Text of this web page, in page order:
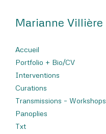
Marianne Villière
Accueil
Portfolio + Bio/CV
Interventions
Curations
Transmissions – Workshops
Panoplies
Txt